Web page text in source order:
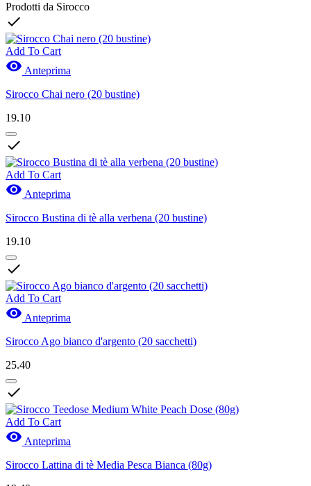
Prodotti da Sirocco

Add To Cart
 Anteprima
Sirocco Chai nero (20 bustine)
19.10

Add To Cart
 Anteprima
Sirocco Bustina di tè alla verbena (20 bustine)
19.10

Add To Cart
 Anteprima
Sirocco Ago bianco d'argento (20 sacchetti)
25.40

Add To Cart
 Anteprima
Sirocco Lattina di tè Media Pesca Bianca (80g)